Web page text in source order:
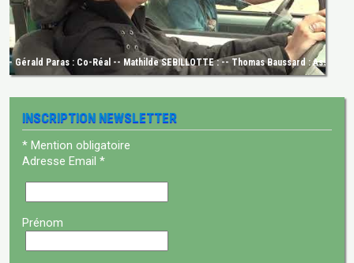
Paras : Co-Réal -- Mathilde SEBILLOTTE : -- Thomas Baussard : Ass.
INSCRIPTION NEWSLETTER
* Mention obligatoire
Adresse Email *
Prénom